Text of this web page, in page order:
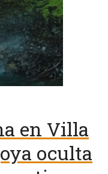
en Villa
oculta